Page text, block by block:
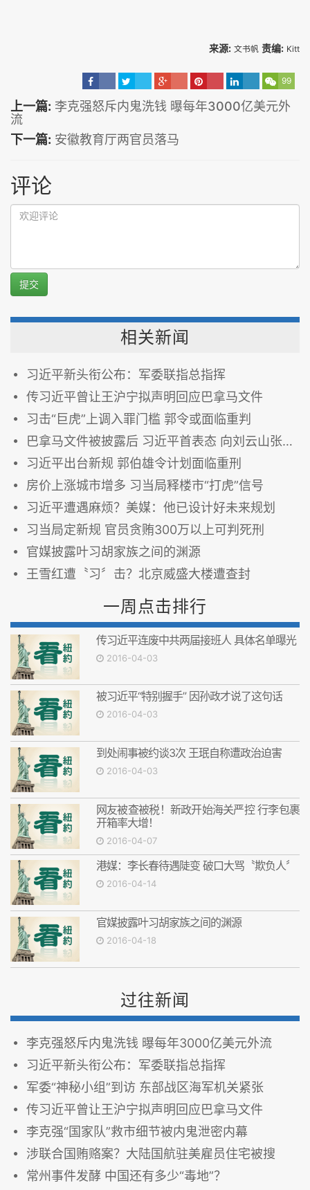
来源: 文书帆 责编: Kitt
99
上一篇: 李克强怒斥内鬼洗钱 曝每年3000亿美元外
流
下一篇: 安徽教育厅两官员落马
评论
提交
相关新闻
习近平新头衔公布：军委联指总指挥
传习近平曾让王沪宁拟声明回应巴拿马文件
习击“巨虎”上调入罪门槛 郭令或面临重判
巴拿马文件被披露后 习近平首表态 向刘云山张高丽喊话？
习近平出台新规 郭伯雄令计划面临重刑
房价上涨城市增多 习当局释楼市“打虎”信号
习近平遭遇麻烦？美媒：他已设计好未来规划
习当局定新规 官员贪贿300万以上可判死刑
官媒披露叶习胡家族之间的渊源
王雪红遭〝习〞击？北京威盛大楼遭查封
一周点击排行
传习近平连废中共两届接班人 具体名单曝光
2016-04-03
被习近平“特别握手” 因孙政才说了这句话
2016-04-03
到处闹事被约谈3次 王珉自称遭政治迫害
2016-04-03
网友被查被税！新政开始海关严控 行李包裹
开箱率大增！
2016-04-07
港媒：李长春待遇陡变 破口大骂〝欺负人〞
2016-04-14
官媒披露叶习胡家族之间的渊源
2016-04-18
过往新闻
李克强怒斥内鬼洗钱 曝每年3000亿美元外流
习近平新头衔公布：军委联指总指挥
军委“神秘小组”到访 东部战区海军机关紧张
传习近平曾让王沪宁拟声明回应巴拿马文件
李克强“国家队”救市细节被内鬼泄密内幕
涉联合国贿赂案？大陆国航驻美雇员住宅被搜
常州事件发酵 中国还有多少“毒地”？